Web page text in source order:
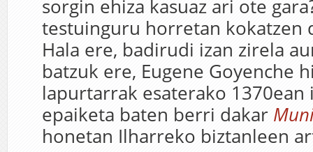
sorgin ehiza kasuaz ari ote
testuinguru horretan kokatzen
Hala ere, badirudi izan zirela
batzuk ere, Eugene Goyenche
lapurtarrak esaterako 1370ean
epaiketa baten berri dakar
honetan Ilharreko biztanleen